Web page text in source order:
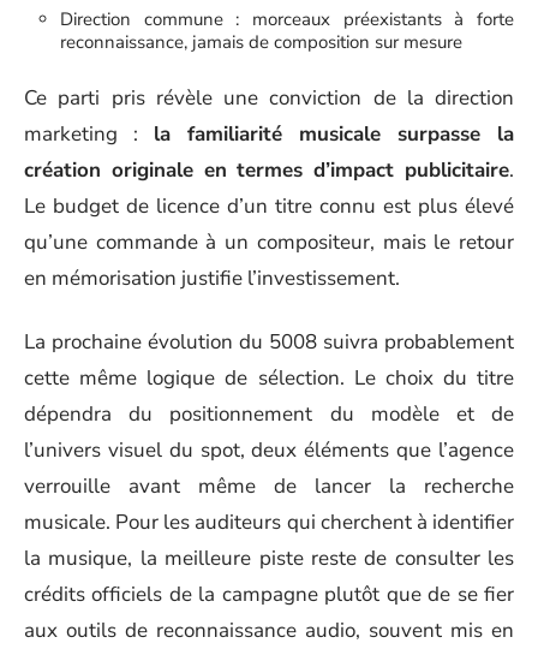
Direction commune : morceaux préexistants à forte
reconnaissance, jamais de composition sur mesure
Ce parti pris révèle une conviction de la direction
marketing : la familiarité musicale surpasse la
création originale en termes d’impact publicitaire.
Le budget de licence d’un titre connu est plus élevé
qu’une commande à un compositeur, mais le retour
en mémorisation justifie l’investissement.
La prochaine évolution du 5008 suivra probablement
cette même logique de sélection. Le choix du titre
dépendra du positionnement du modèle et de
l’univers visuel du spot, deux éléments que l’agence
verrouille avant même de lancer la recherche
musicale. Pour les auditeurs qui cherchent à identifier
la musique, la meilleure piste reste de consulter les
crédits officiels de la campagne plutôt que de se fier
aux outils de reconnaissance audio, souvent mis en